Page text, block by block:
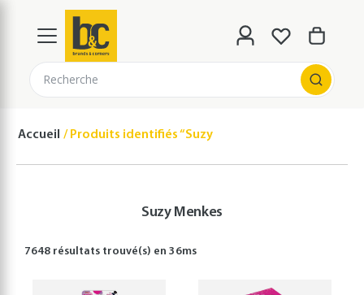
Recherche
Accueil Produits identifiés “Suzy Menkes”
Suzy Menkes
7648 résultats trouvé(s) en36ms